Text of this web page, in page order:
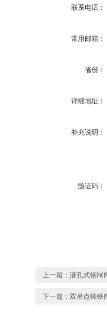
联系电话：
常用邮箱：
省份：
详细地址：
补充说明：
验证码：
上一篇： 潜孔式钢制
下一篇： 双吊点铸铁